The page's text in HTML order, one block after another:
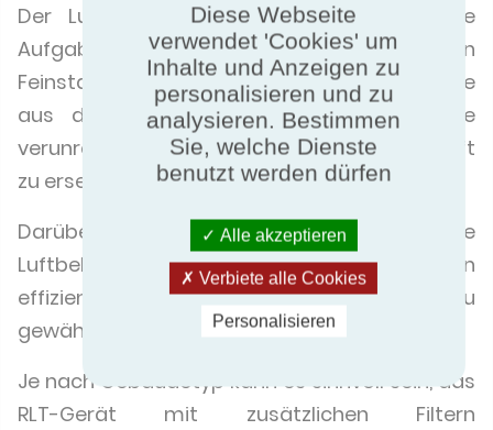
Der Luftfilter in einem RLT-Gerät hat die
Aufgabe, Schadstoffe wie schädlichen
Feinstaub, Pollen, Bakterien und Schimmelpilze
aus der Luftzufuhr zu entfernen und die
verunreinigte Luft durch saubere, frische Luft
zu ersetzen.
Darüber hinaus halten Luftfilter auch die
Luftbehandlungsgeräte sauber, um einen
effizienten und hygienischen Betrieb zu
gewährleisten.
Je nach Gebäudetyp kann es sinnvoll sein, das
RLT-Gerät mit zusätzlichen Filtern
Diese Webseite
verwendet 'Cookies' um
Inhalte und Anzeigen zu
personalisieren und zu
analysieren. Bestimmen
Sie, welche Dienste
benutzt werden dürfen
Alle akzeptieren
Verbiete alle Cookies
Personalisieren